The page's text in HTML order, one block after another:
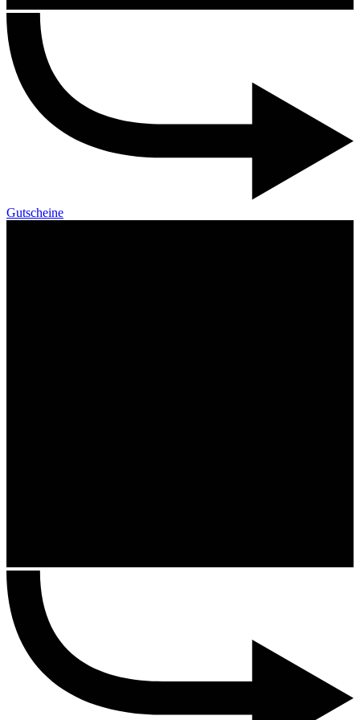
Gutscheine